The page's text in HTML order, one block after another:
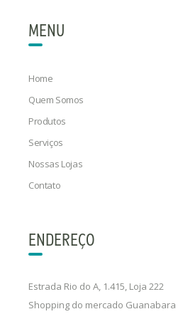
MENU
Home
Quem Somos
Produtos
Serviços
Nossas Lojas
Contato
ENDEREÇO
Estrada Rio do A, 1.415, Loja 222
Shopping do mercado Guanabara